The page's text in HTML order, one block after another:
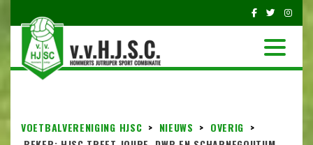
VOETBALVERENIGING HJSC > NIEUWS > OVERIG >